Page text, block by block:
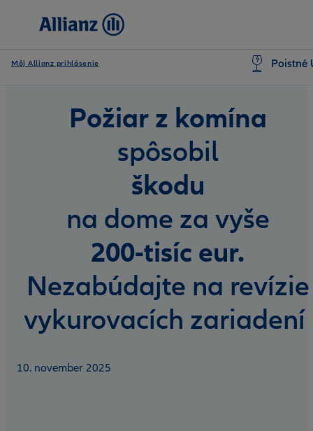
Môj Allianz prihlásenie Poistné
Požiar z komína
spôsobil
škodu
na dome za vyše
200-tisíc eur.
Nezabúdajte na revízie
vykurovacích zariadení
10. november 2025